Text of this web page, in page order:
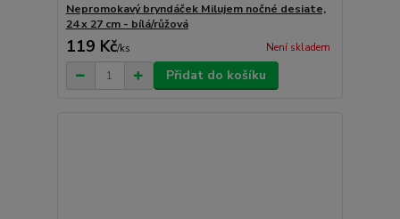
Nepromokavý bryndáček Milujem nočné desiate,
24 x 27 cm - bílá/růžová
119 Kč/ks Není skladem
Přidat do košíku